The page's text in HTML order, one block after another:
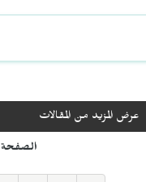
عرض المزيد من المقالات
الصفحة ٢ / ٦٧